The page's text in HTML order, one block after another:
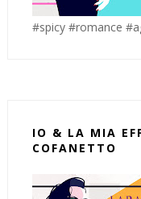
#spicy #romance
IO & LA MIA
COFANETTO